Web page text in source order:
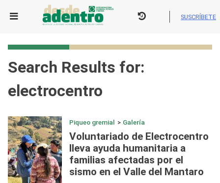
SUSCRÍBETE
Search Results for:
electrocentro
Piqueo gremial > Galería
Voluntariado de Electrocentro
lleva ayuda humanitaria a
familias afectadas por el
sismo en el Valle del Mantaro